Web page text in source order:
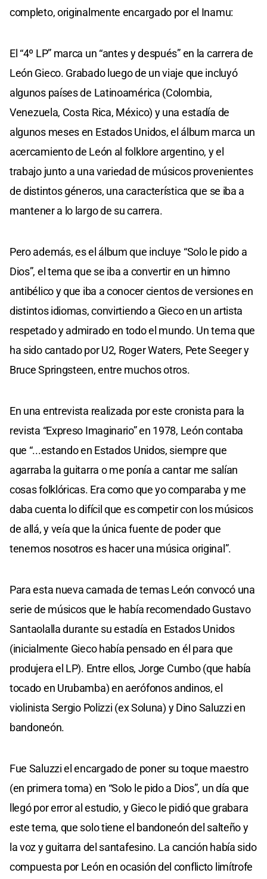
completo, originalmente encargado por el Inamu:
El “4º LP” marca un “antes y después” en la carrera de
León Gieco. Grabado luego de un viaje que incluyó
algunos países de Latinoamérica (Colombia,
Venezuela, Costa Rica, México) y una estadía de
algunos meses en Estados Unidos, el álbum marca un
acercamiento de León al folklore argentino, y el
trabajo junto a una variedad de músicos provenientes
de distintos géneros, una característica que se iba a
mantener a lo largo de su carrera.
Pero además, es el álbum que incluye “Solo le pido a
Dios”, el tema que se iba a convertir en un himno
antibélico y que iba a conocer cientos de versiones en
distintos idiomas, convirtiendo a Gieco en un artista
respetado y admirado en todo el mundo. Un tema que
ha sido cantado por U2, Roger Waters, Pete Seeger y
Bruce Springsteen, entre muchos otros.
En una entrevista realizada por este cronista para la
revista “Expreso Imaginario” en 1978, León contaba
que “...estando en Estados Unidos, siempre que
agarraba la guitarra o me ponía a cantar me salían
cosas folklóricas. Era como que yo comparaba y me
daba cuenta lo difícil que es competir con los músicos
de allá, y veía que la única fuente de poder que
tenemos nosotros es hacer una música original”.
Para esta nueva camada de temas León convocó una
serie de músicos que le había recomendado Gustavo
Santaolalla durante su estadía en Estados Unidos
(inicialmente Gieco había pensado en él para que
produjera el LP). Entre ellos, Jorge Cumbo (que había
tocado en Urubamba) en aerófonos andinos, el
violinista Sergio Polizzi (ex Soluna) y Dino Saluzzi en
bandoneón.
Fue Saluzzi el encargado de poner su toque maestro
(en primera toma) en “Solo le pido a Dios”, un día que
llegó por error al estudio, y Gieco le pidió que grabara
este tema, que solo tiene el bandoneón del salteño y
la voz y guitarra del santafesino. La canción había sido
compuesta por León en ocasión del conflicto limítrofe